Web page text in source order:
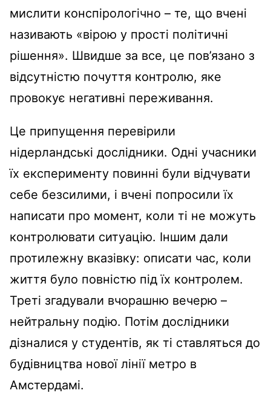
мислити конспірологічно – те, що вчені
називають «вірою у прості політичні
рішення». Швидше за все, це пов’язано з
відсутністю почуття контролю, яке
провокує негативні переживання.
Це припущення перевірили
нідерландські дослідники. Одні учасники
їх експерименту повинні були відчувати
себе безсилими, і вчені попросили їх
написати про момент, коли ті не можуть
контролювати ситуацію. Іншим дали
протилежну вказівку: описати час, коли
життя було повністю під їх контролем.
Треті згадували вчорашню вечерю –
нейтральну подію. Потім дослідники
дізналися у студентів, як ті ставляться до
будівництва нової лінії метро в
Амстердамі.